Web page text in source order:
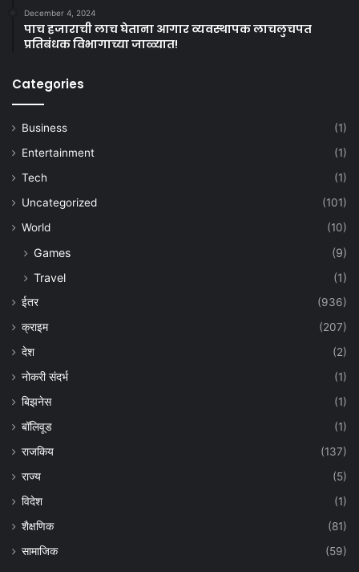
December 4, 2024
पाच हजाराची लाच घेताना आगार व्यवस्थापक लाचलुचपत
प्रतिबंधक विभागाच्या जाळ्यात!
Categories
Business
(1)
Entertainment
(1)
Tech
(1)
Uncategorized
(101)
World
(10)
Games
(9)
Travel
(1)
ईतर
(936)
क्राइम
(207)
देश
(2)
नोकरी संदर्भ
(1)
बिझनेस
(1)
बॉलिवूड
(1)
राजकिय
(137)
राज्य
(5)
विदेश
(1)
शैक्षणिक
(81)
सामाजिक
(59)